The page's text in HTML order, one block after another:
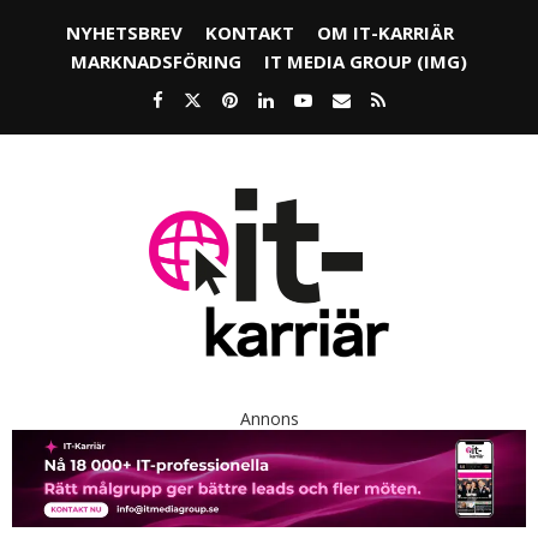
NYHETSBREV KONTAKT
OM IT-KARRIÄR
MARKNADSFÖRING
IT MEDIA GROUP (IMG)
Annons